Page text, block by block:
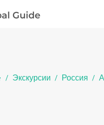
/ Экскурсии / Россия /